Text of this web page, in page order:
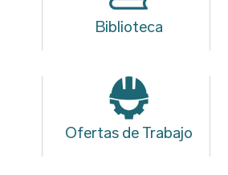
Biblioteca
Ofertas de Trabajo